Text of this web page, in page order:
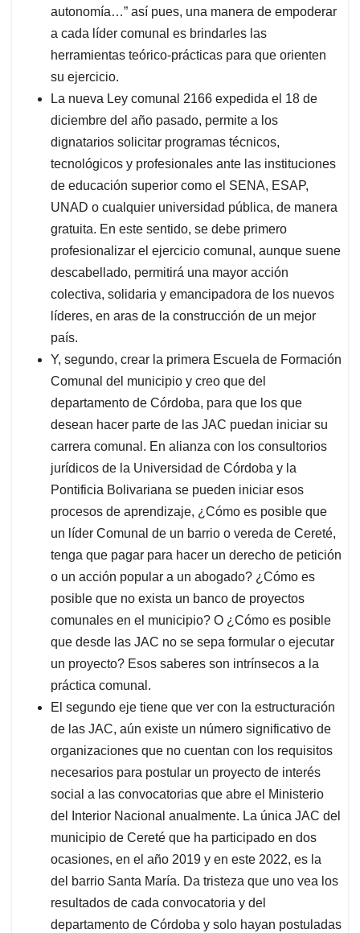
autonomía…” así pues, una manera de empoderar
a cada líder comunal es brindarles las
herramientas teórico-prácticas para que orienten
su ejercicio.
La nueva Ley comunal 2166 expedida el 18 de
diciembre del año pasado, permite a los
dignatarios solicitar programas técnicos,
tecnológicos y profesionales ante las instituciones
de educación superior como el SENA, ESAP,
UNAD o cualquier universidad pública, de manera
gratuita. En este sentido, se debe primero
profesionalizar el ejercicio comunal, aunque suene
descabellado, permitirá una mayor acción
colectiva, solidaria y emancipadora de los nuevos
líderes, en aras de la construcción de un mejor
país.
Y, segundo, crear la primera Escuela de Formación
Comunal del municipio y creo que del
departamento de Córdoba, para que los que
desean hacer parte de las JAC puedan iniciar su
carrera comunal. En alianza con los consultorios
jurídicos de la Universidad de Córdoba y la
Pontificia Bolivariana se pueden iniciar esos
procesos de aprendizaje, ¿Cómo es posible que
un líder Comunal de un barrio o vereda de Cereté,
tenga que pagar para hacer un derecho de petición
o un acción popular a un abogado? ¿Cómo es
posible que no exista un banco de proyectos
comunales en el municipio? O ¿Cómo es posible
que desde las JAC no se sepa formular o ejecutar
un proyecto? Esos saberes son intrínsecos a la
práctica comunal.
El segundo eje tiene que ver con la estructuración
de las JAC, aún existe un número significativo de
organizaciones que no cuentan con los requisitos
necesarios para postular un proyecto de interés
social a las convocatorias que abre el Ministerio
del Interior Nacional anualmente. La única JAC del
municipio de Cereté que ha participado en dos
ocasiones, en el año 2019 y en este 2022, es la
del barrio Santa María. Da tristeza que uno vea los
resultados de cada convocatoria y del
departamento de Córdoba y solo hayan postuladas